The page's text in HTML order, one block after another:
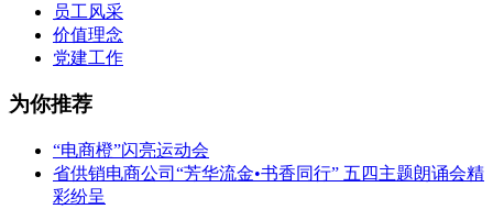
员工风采
价值理念
党建工作
为你推荐
“电商橙”闪亮运动会
省供销电商公司“芳华流金•书香同行” 五四主题朗诵会精
彩纷呈